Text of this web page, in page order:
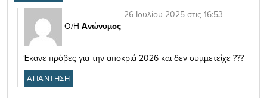
Ο/Η Ανώνυμος
26 Ιουλίου 2025 στις 16:53
Έκανε πρόβες για την αποκριά 2026 και δεν συμμετείχε ???
ΑΠΑΝΤΗΣΗ